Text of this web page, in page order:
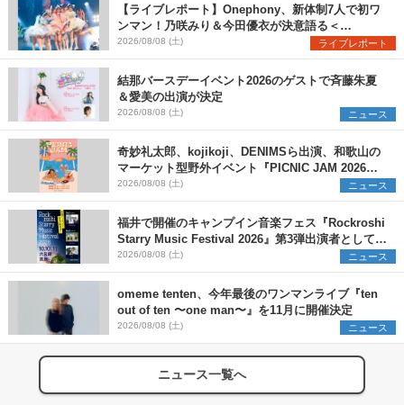
【ライブレポート】Onephony、新体制7人で初ワ
ンマン！乃咲みり＆今田優衣が決意語る＜
Onephony新体制1st Oneman Live はじまりの夏
＞
2026/08/08 (土) ライブレポート
結那バースデーイベント2026のゲストで斉藤朱夏
＆愛美の出演が決定
2026/08/08 (土) ニュース
奇妙礼太郎、kojikoji、DENIMSら出演、和歌山の
マーケット型野外イベント『PICNIC JAM 2026』
早割チケット発売開始
2026/08/08 (土) ニュース
福井で開催のキャンプイン音楽フェス『Rockroshi
Starry Music Festival 2026』第3弾出演者として
SCOOBIE DO、かりゆし58、Reiを発表
2026/08/08 (土) ニュース
omeme tenten、今年最後のワンマンライブ『ten
out of ten 〜one man〜』を11月に開催決定
2026/08/08 (土) ニュース
ニュース一覧へ